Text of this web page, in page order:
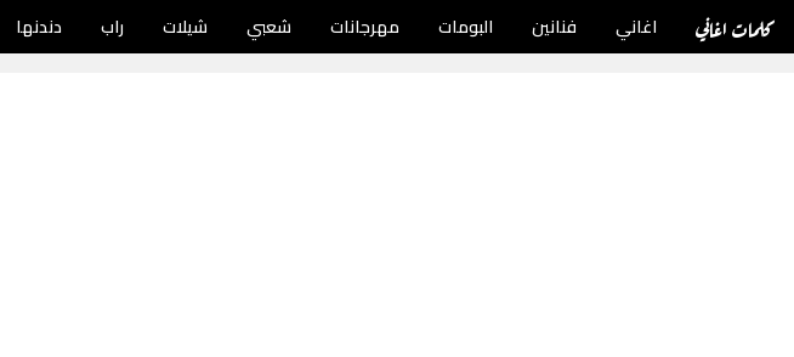
كلمات اغاني اغاني فنانين البومات مهرجانات شعبي شيلات راب دندنها